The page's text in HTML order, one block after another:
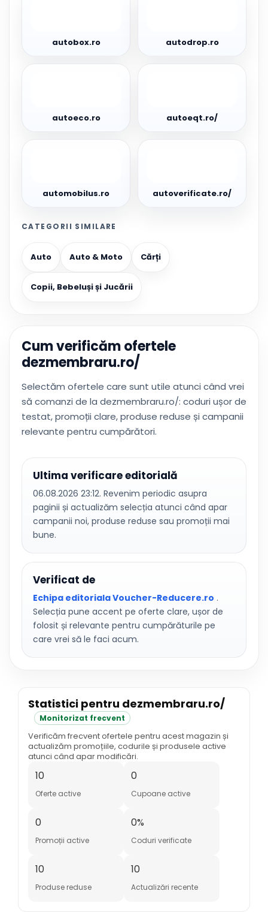
autobox.ro autodrop.ro
autoeco.ro autoeqt.ro/
automobilus.ro autoverificate.ro/
CATEGORII SIMILARE
Auto Auto & Moto Cărți
Copii, Bebeluși și Jucării
Cum verificăm ofertele
dezmembraru.ro/
Selectăm ofertele care sunt utile atunci când vrei
să comanzi de la dezmembraru.ro/: coduri ușor de
testat, promoții clare, produse reduse și campanii
relevante pentru cumpărători.
Ultima verificare editorială
06.08.2026 23:12. Revenim periodic asupra
paginii și actualizăm selecția atunci când apar
campanii noi, produse reduse sau promoții mai
bune.
Verificat de
Echipa editoriala Voucher-Reducere.ro .
Selecția pune accent pe oferte clare, ușor de
folosit și relevante pentru cumpărăturile pe
care vrei să le faci acum.
Statistici pentru dezmembraru.ro/
Monitorizat frecvent
Verificăm frecvent ofertele pentru acest magazin și
actualizăm promoțiile, codurile și produsele active
atunci când apar modificări.
10
Oferte active
0
Cupoane active
0
Promoții active
0%
Coduri verificate
10
Produse reduse
10
Actualizări recente